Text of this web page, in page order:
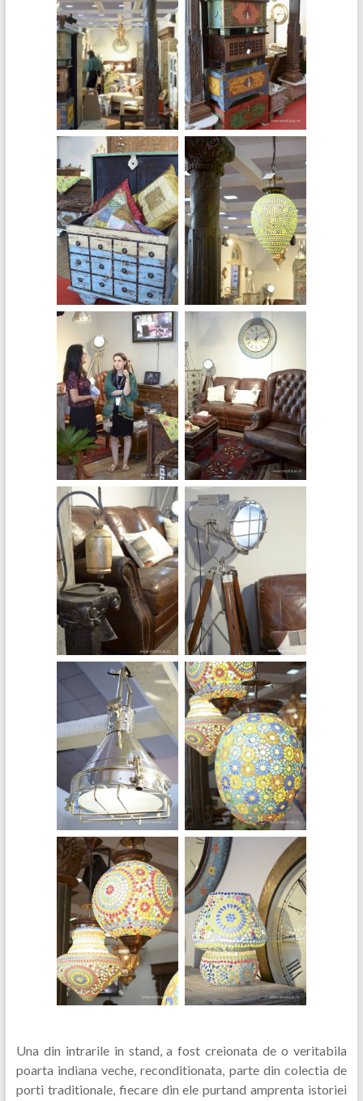
Una din intrarile in stand, a fost creionata de o veritabila
poarta indiana veche, reconditionata, parte din colectia de
porti traditionale, fiecare din ele purtand amprenta istoriei